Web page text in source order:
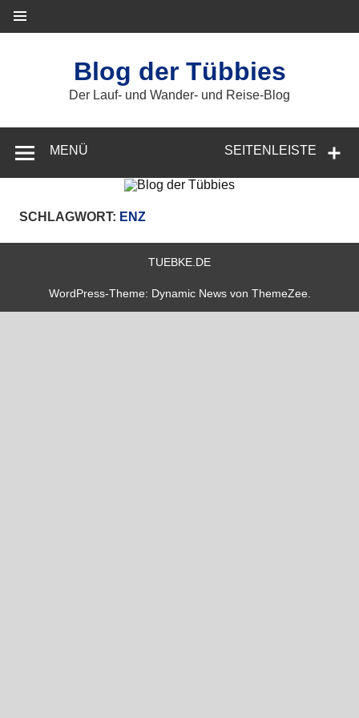
Inhalt
springen
Blog der Tübbies
Der Lauf- und Wander- und Reise-Blog
SEITENLEISTE
MENÜ
SCHLAGWORT: ENZ
TUEBKE.DE
WordPress-Theme: Dynamic News von ThemeZee.